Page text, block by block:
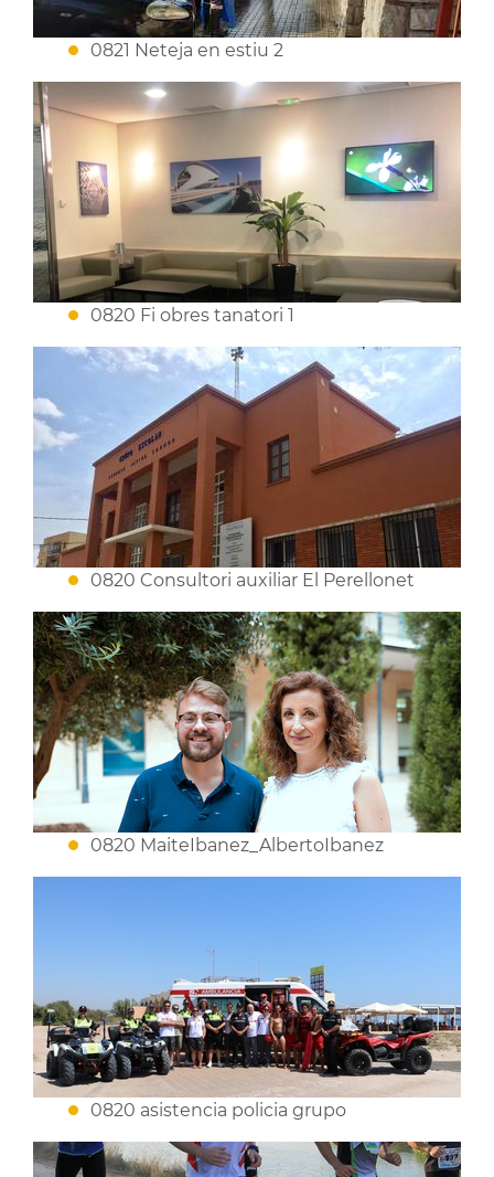
0821 Neteja en estiu 2
0820 Fi obres tanatori 1
0820 Consultori auxiliar El Perellonet
0820 MaiteIbanez_AlbertoIbanez
0820 asistencia policia grupo